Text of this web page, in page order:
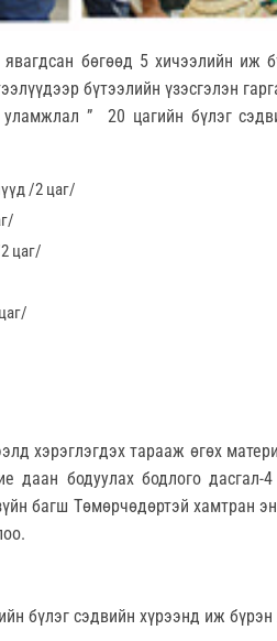
бөгөөд 5 хичээлийн иж
бүтээлийн үзэсгэлэн
” 20 цагийн бүлэг
/2 цаг/
цаг/
хэрэглэгдэх тарааж өгөх
даан бодуулах бодлого дасгал-
багш Төмөрчөдөртэй хамтран
бүлэг сэдвийн хүрээнд иж бүрэн